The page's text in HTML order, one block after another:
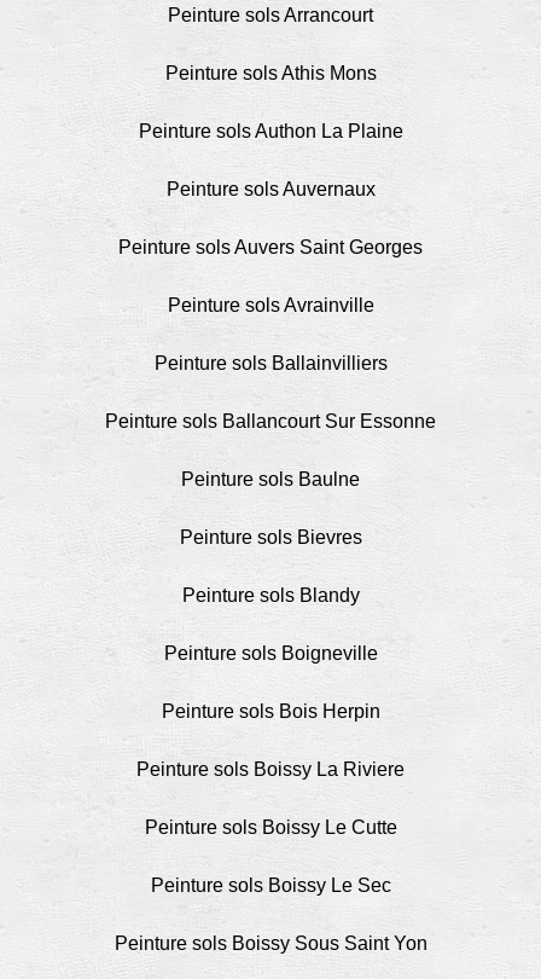
Peinture sols Arrancourt
Peinture sols Athis Mons
Peinture sols Authon La Plaine
Peinture sols Auvernaux
Peinture sols Auvers Saint Georges
Peinture sols Avrainville
Peinture sols Ballainvilliers
Peinture sols Ballancourt Sur Essonne
Peinture sols Baulne
Peinture sols Bievres
Peinture sols Blandy
Peinture sols Boigneville
Peinture sols Bois Herpin
Peinture sols Boissy La Riviere
Peinture sols Boissy Le Cutte
Peinture sols Boissy Le Sec
Peinture sols Boissy Sous Saint Yon